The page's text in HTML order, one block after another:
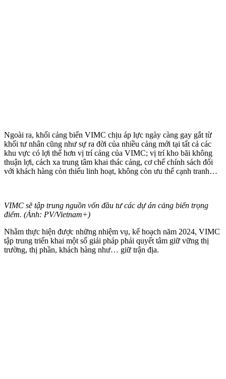
Ngoài ra, khối cảng biển VIMC chịu áp lực ngày càng gay gắt từ
khối tư nhân cũng như sự ra đời của nhiều cảng mới tại tất cả các
khu vực có lợi thế hơn vị trí cảng của VIMC; vị trí kho bãi không
thuận lợi, cách xa trung tâm khai thác cảng, cơ chế chính sách đối
với khách hàng còn thiếu linh hoạt, không còn ưu thế cạnh tranh…
VIMC sẽ tập trung nguồn vốn đầu tư các dự án cảng biển trọng
điểm. (Ảnh: PV/Vietnam+)
Nhằm thực hiện được những nhiệm vụ, kế hoạch năm 2024, VIMC
tập trung triển khai một số giải pháp phải quyết tâm giữ vững thị
trường, thị phần, khách hàng như… giữ trận địa.